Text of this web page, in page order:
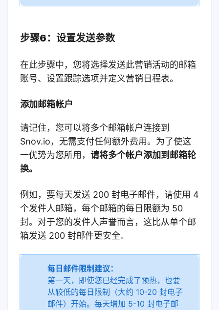
步骤6：设置发送参数
在此步骤中，您将选择发送此营销活动的邮箱
账号、设置跟踪选项并定义营销日程表。
添加邮箱帐户
请记住，您可以将多个邮箱帐户连接到
Snov.io，无需支付任何额外费用。 为了使这
一优势为您所用， 请将多个帐户添加到邮箱轮
换。
例如，要每天发送 200 封电子邮件，请使用 4
个发件人邮箱，每个邮箱的每日限额为 50
封。对于您的发件人声誉而言，这比从单个邮
箱发送 200 封邮件更安全。
每日邮件限制建议：
第一天，即使您已经完成了预热，也要
从较低的每日限制（大约 10-20 封电子
邮件）开始。每天增加 5-10 封电子邮